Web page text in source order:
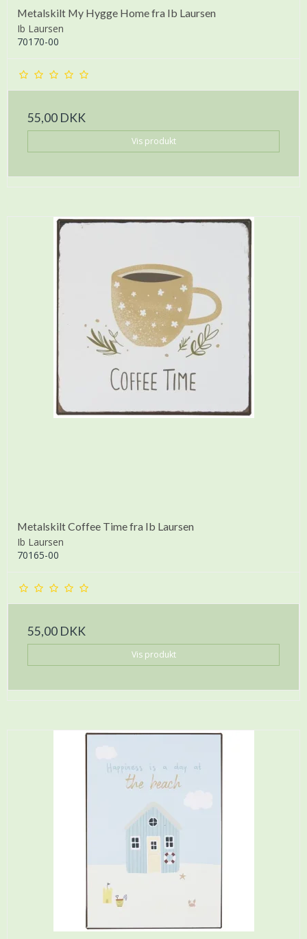
Metalskilt My Hygge Home fra Ib Laursen
Ib Laursen
70170-00
55,00 DKK
Vis produkt
Metalskilt Coffee Time fra Ib Laursen
Ib Laursen
70165-00
55,00 DKK
Vis produkt